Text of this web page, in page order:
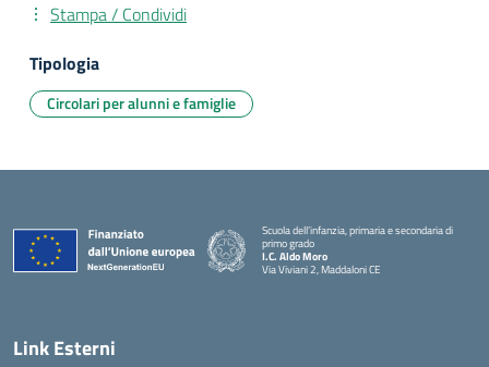
Stampa / Condividi
Tipologia
Circolari per alunni e famiglie
Scuola dell’infanzia, primaria e secondaria di
primo grado
I.C. Aldo Moro
Via Viviani 2, Maddaloni CE
Link Esterni